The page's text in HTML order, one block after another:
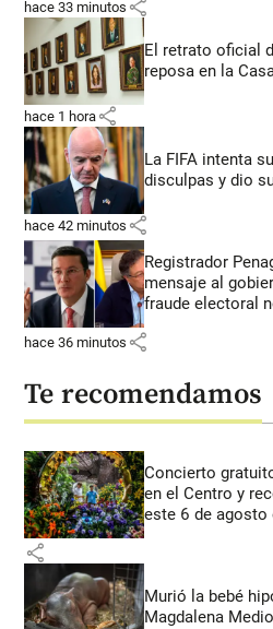
hace 33 minutos share
El retrato oficial
reposa en la
hace 1 hora share
La FIFA intenta
disculpas y dio
hace 42 minutos share
Registrador
mensaje al
fraude electoral
hace 36 minutos share
Te recomendamos
Concierto
en el Centro y
este 6 de agosto
share
Murió la bebé
Magdalena Medio